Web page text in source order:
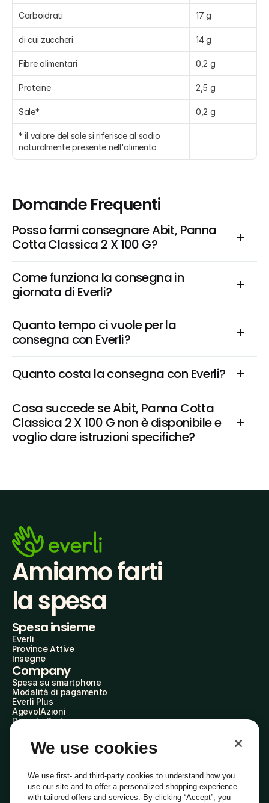
Carboidrati 17 g
di cui zuccheri 14 g
Fibre alimentari 0,2 g
Proteine 2,5 g
Sale* 0,2 g
* il valore del sale si riferisce al sodio
naturalmente presente nell'alimento
Domande Frequenti
Posso farmi consegnare Abit, Panna
Cotta Classica 2 X 100 G?
Come funziona la consegna in
giornata di Everli?
Quanto tempo ci vuole per la
consegna con Everli?
Quanto costa la consegna con Everli?
Cosa succede se Abit, Panna Cotta
Classica 2 X 100 G non è disponibile e
voglio dare istruzioni specifiche?
Amiamo farti
la spesa
Spesa insieme
Everli
Province Attive
Insegne
Company
Spesa su smartphone
Modalità di pagamento
Everli Plus
AgevolAzioni
Diventa Partner
Everli Shoppers
About Us
Everli News
Domande frequenti
Lavora con noi
We use cookies
We use first- and third-party cookies to understand how you
use our site and to offer a personalized shopping experience
with tailored offers and services. By clicking “Accept”, you